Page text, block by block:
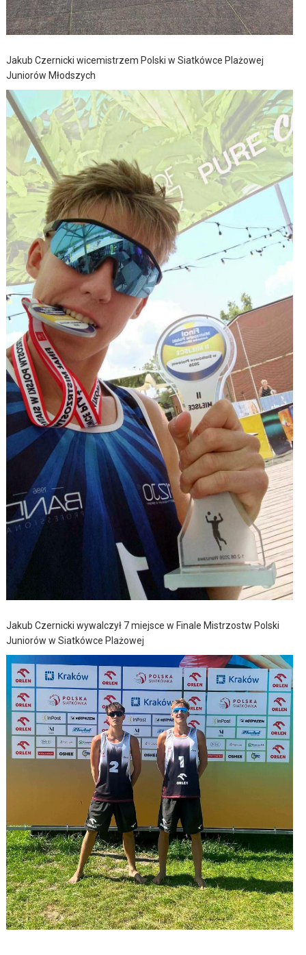
Jakub Czernicki wicemistrzem Polski w Siatkówce Plażowej
Juniorów Młodszych
Jakub Czernicki wywalczył 7 miejsce w Finale Mistrzostw Polski
Juniorów w Siatkówce Plażowej